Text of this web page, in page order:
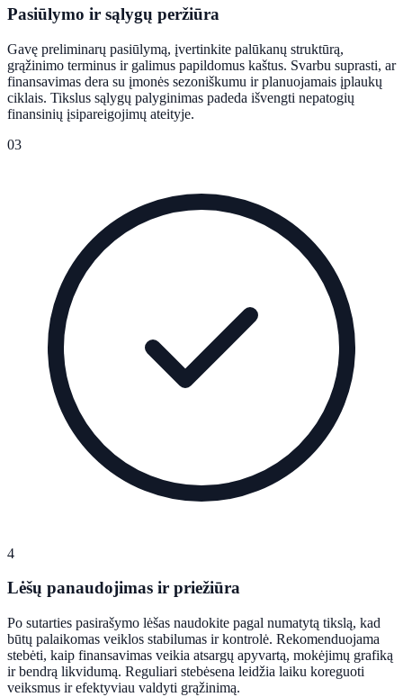
Pasiūlymo ir sąlygų peržiūra
Gavę preliminarų pasiūlymą, įvertinkite palūkanų struktūrą,
grąžinimo terminus ir galimus papildomus kaštus. Svarbu suprasti, ar
finansavimas dera su įmonės sezoniškumu ir planuojamais įplaukų
ciklais. Tikslus sąlygų palyginimas padeda išvengti nepatogių
finansinių įsipareigojimų ateityje.
03
4
Lėšų panaudojimas ir priežiūra
Po sutarties pasirašymo lėšas naudokite pagal numatytą tikslą, kad
būtų palaikomas veiklos stabilumas ir kontrolė. Rekomenduojama
stebėti, kaip finansavimas veikia atsargų apyvartą, mokėjimų grafiką
ir bendrą likvidumą. Reguliari stebėsena leidžia laiku koreguoti
veiksmus ir efektyviau valdyti grąžinimą.